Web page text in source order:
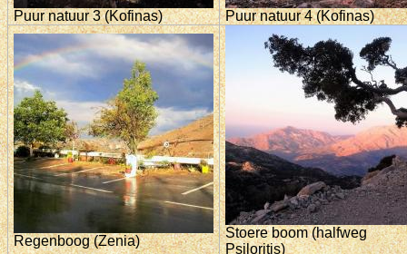
Puur natuur 3 (Kofinas) Puur natuur 4 (Kofinas)
Regenboog (Zenia)
Stoere boom (halfweg
Psiloritis)